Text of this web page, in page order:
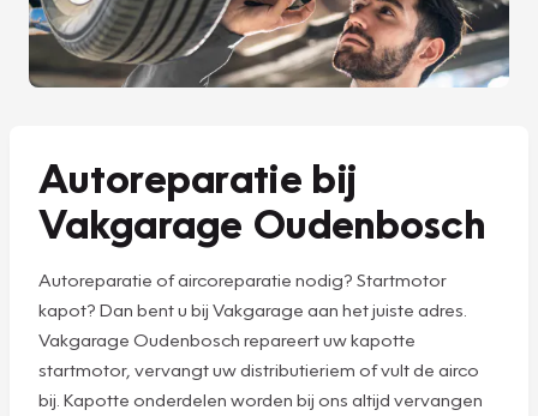
Autoreparatie bij
Vakgarage Oudenbosch
Autoreparatie of aircoreparatie nodig? Startmotor
kapot? Dan bent u bij Vakgarage aan het juiste adres.
Vakgarage Oudenbosch repareert uw kapotte
startmotor, vervangt uw distributieriem of vult de airco
bij. Kapotte onderdelen worden bij ons altijd vervangen